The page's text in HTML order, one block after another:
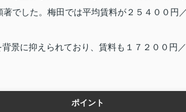
でした。梅田では平均賃料が２５４００円
景に抑えられており、賃料も１７２００円／
ポイント